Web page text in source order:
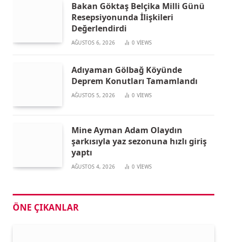
Bakan Göktaş Belçika Milli Günü
Resepsiyonunda İlişkileri
Değerlendirdi
AĞUSTOS 6, 2026 0 VIEWS
Adıyaman Gölbağ Köyünde
Deprem Konutları Tamamlandı
AĞUSTOS 5, 2026 0 VIEWS
Mine Ayman Adam Olaydın
şarkısıyla yaz sezonuna hızlı giriş
yaptı
AĞUSTOS 4, 2026 0 VIEWS
ÖNE ÇIKANLAR